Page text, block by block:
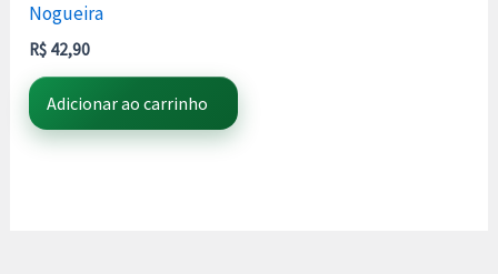
Nogueira
R$ 42,90
Adicionar ao carrinho